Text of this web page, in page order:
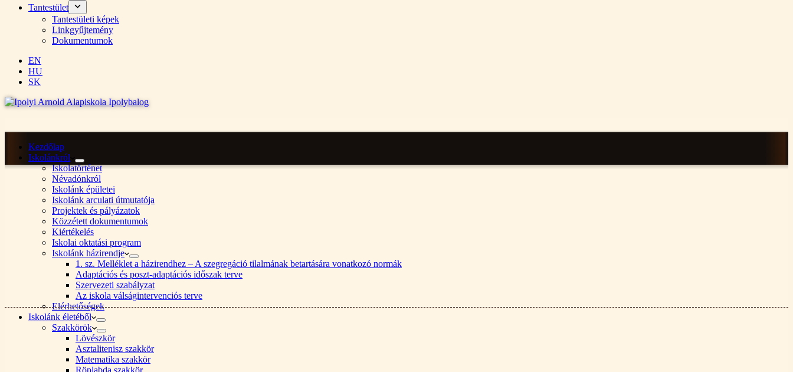
Tantestület
Tantestületi képek
Linkgyűjtemény
Dokumentumok
EN
HU
SK
Kezdőlap
Iskolánkról
Iskolatörténet
Névadónkról
Iskolánk épületei
Iskolánk arculati útmutatója
Projektek és pályázatok
Közzétett dokumentumok
Kiértékelés
Iskolai oktatási program
Iskolánk házirendje
1. sz. Melléklet a házirendhez – A szegregáció tilalmának betartására vonatkozó normák
Adaptációs és poszt-adaptációs időszak terve
Szervezeti szabályzat
Az iskola válságintervenciós terve
Elérhetőségek
Iskolánk életéből
Szakkörök
Lövészkör
Asztalitenisz szakkör
Matematika szakkör
Röplabda szakkör